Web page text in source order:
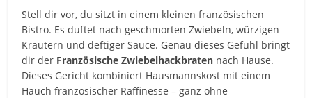
Stell dir vor, du sitzt in einem kleinen französischen
Bistro. Es duftet nach geschmorten Zwiebeln, würzigen
Kräutern und deftiger Sauce. Genau dieses Gefühl bringt
dir der Französische Zwiebelhackbraten nach Hause.
Dieses Gericht kombiniert Hausmannskost mit einem
Hauch französischer Raffinesse – ganz ohne